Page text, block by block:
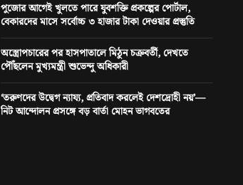
পুজোর আগেই খুলতে পারে যুবশক্তি প্রকল্পের পোর্টাল,
বেকারদের মাসে সর্বোচ্চ ৩ হাজার টাকা দেওয়ার প্রস্তুতি
অস্ত্রোপচারের পর হাসপাতালে মিঠুন চক্রবর্তী, দেখতে
পৌঁছলেন মুখ্যমন্ত্রী শুভেন্দু অধিকারী
‘তরুণদের উদ্বেগ ন্যায্য, প্রতিবাদ করলেই দেশদ্রোহী নয়’—
নিট আন্দোলন প্রসঙ্গে বড় বার্তা মোহন ভাগবতের